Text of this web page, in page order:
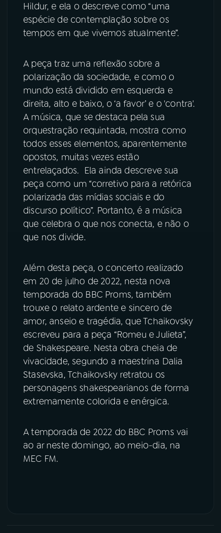
Hildur, e ela o descreve como “uma
espécie de contemplação sobre os
tempos em que vivemos atualmente”.
A peça traz uma reflexão sobre a
polarização da sociedade, e como o
mundo está dividido em esquerda e
direita, alto e baixo, o ‘a favor’ e o 'contra'.
A música, que se destaca pela sua
orquestração requintada, mostra como
todos esses elementos, aparentemente
opostos, muitas vezes estão
entrelaçados. Ela ainda descreve sua
peça como um “corretivo para a retórica
polarizada das mídias sociais e do
discurso político”. Portanto, é a música
que celebra o que nos conecta, e não o
que nos divide.
Além desta peça, o concerto realizado
em 20 de julho de 2022, nesta nova
temporada do BBC Proms, também
trouxe o relato ardente e sincero de
amor, anseio e tragédia, que Tchaikovsky
escreveu para a peça “Romeu e Julieta”,
de Shakespeare. Nesta obra cheia de
vivacidade, segundo a maestrina Dalia
Stasevska, Tchaikovsky retratou os
personagens shakespearianos de forma
extremamente colorida e enérgica.
A temporada de 2022 do BBC Proms vai
ao ar neste domingo, ao meio-dia, na
MEC FM.